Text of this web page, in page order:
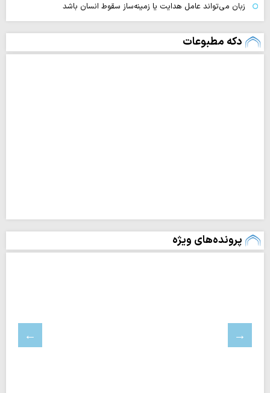
زبان می‌تواند عامل هدایت یا زمینه‌ساز سقوط انسان باشد
دکه مطبوعات
پرونده‌های ویژه